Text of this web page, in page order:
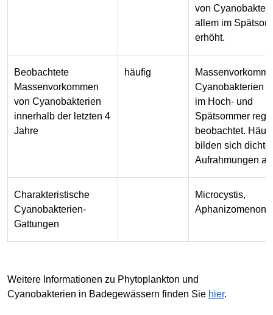
von
allem im
erhöht.
Beobachtete
Massenvorkommen
von Cyanobakterien
innerhalb der letzten 4
Jahre
häufig
Cyanobakterien
im Hoch- und
Spätsommer
beobachtet.
bilden sich dichte
Aufrahmungen
Charakteristische
Cyanobakterien-
Gattungen
Microcystis,
Aphanizomenon
Weitere Informationen zu Phytoplankton und
Cyanobakterien in Badegewässern finden Sie hier.